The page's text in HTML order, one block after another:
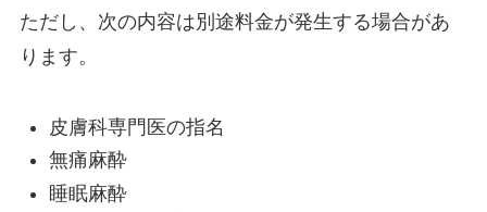
ただし、次の内容は別途料金が発生する場合があ
ります。
皮膚科専門医の指名
無痛麻酔
睡眠麻酔